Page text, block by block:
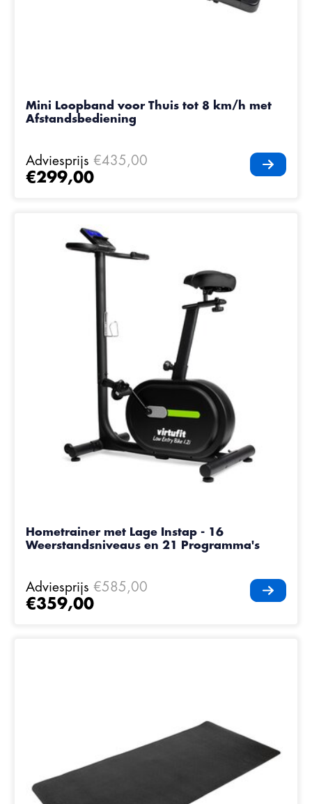
Mini Loopband voor Thuis tot 8 km/h met
Afstandsbediening
Adviesprijs €435,00
€299,00
Hometrainer met Lage Instap - 16
Weerstandsniveaus en 21 Programma's
Adviesprijs €585,00
€359,00